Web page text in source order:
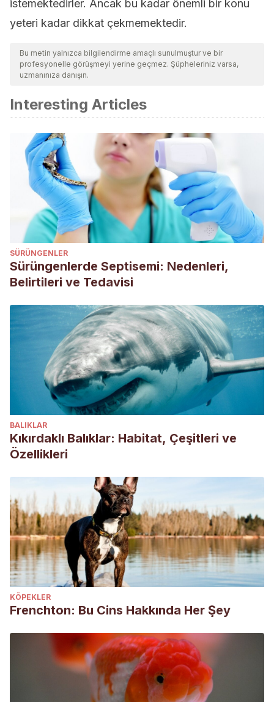
istemektedirler. Ancak bu kadar önemli bir konu
yeteri kadar dikkat çekmemektedir.
Bu metin yalnızca bilgilendirme amaçlı sunulmuştur ve bir
profesyonelle görüşmeyi yerine geçmez. Şüpheleriniz varsa,
uzmanınıza danışın.
Interesting Articles
SÜRÜNGENLER
Sürüngenlerde Septisemi: Nedenleri,
Belirtileri ve Tedavisi
BALIKLAR
Kıkırdaklı Balıklar: Habitat, Çeşitleri ve
Özellikleri
KÖPEKLER
Frenchton: Bu Cins Hakkında Her Şey